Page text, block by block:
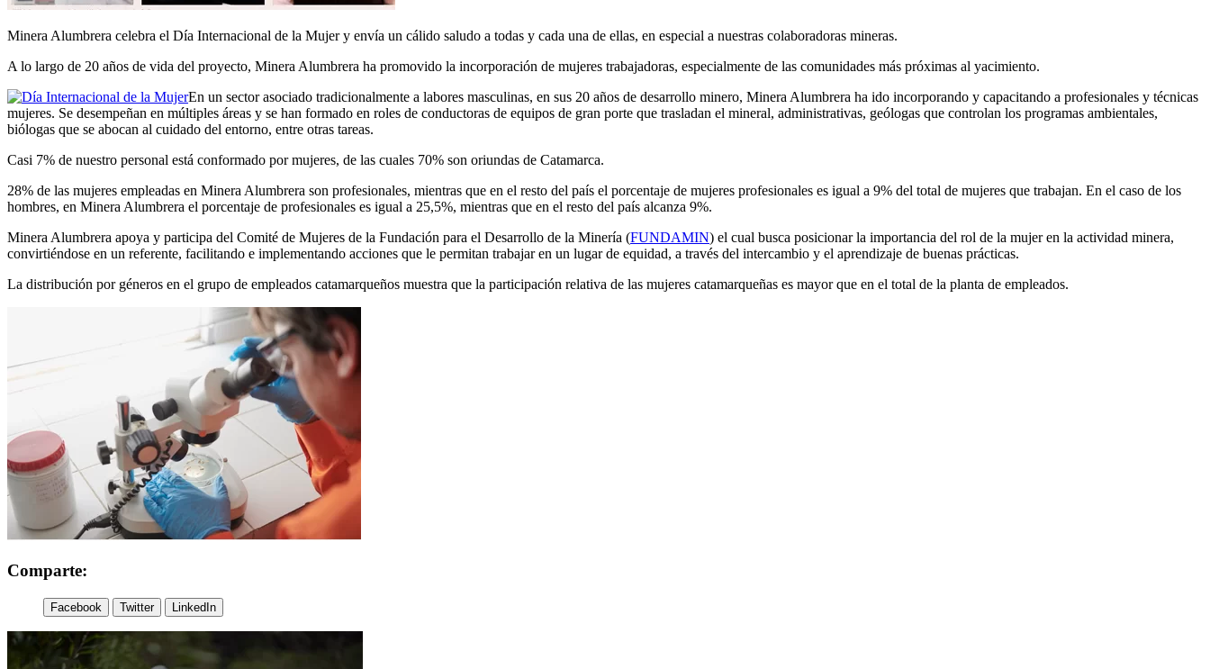
Minera Alumbrera celebra el Día Internacional de la Mujer y envía un cálido saludo a todas y cada una de ellas, en especial a nuestras colaboradoras mineras.
A lo largo de 20 años de vida del proyecto, Minera Alumbrera ha promovido la incorporación de mujeres trabajadoras, especialmente de las comunidades más próximas al yacimiento.
En un sector asociado tradicionalmente a labores masculinas, en sus 20 años de desarrollo minero, Minera Alumbrera ha ido incorporando y capacitando a profesionales y técnicas
mujeres. Se desempeñan en múltiples áreas y se han formado en roles de conductoras de equipos de gran porte que trasladan el mineral, administrativas, geólogas que controlan los programas ambientales,
biólogas que se abocan al cuidado del entorno, entre otras tareas.
Casi 7% de nuestro personal está conformado por mujeres, de las cuales 70% son oriundas de Catamarca.
28% de las mujeres empleadas en Minera Alumbrera son profesionales, mientras que en el resto del país el porcentaje de mujeres profesionales es igual a 9% del total de mujeres que trabajan. En el caso de los
hombres, en Minera Alumbrera el porcentaje de profesionales es igual a 25,5%, mientras que en el resto del país alcanza 9%.
Minera Alumbrera apoya y participa del Comité de Mujeres de la Fundación para el Desarrollo de la Minería (FUNDAMIN) el cual busca posicionar la importancia del rol de la mujer en la actividad minera,
convirtiéndose en un referente, facilitando e implementando acciones que le permitan trabajar en un lugar de equidad, a través del intercambio y el aprendizaje de buenas prácticas.
La distribución por géneros en el grupo de empleados catamarqueños muestra que la participación relativa de las mujeres catamarqueñas es mayor que en el total de la planta de empleados.
Comparte:
Facebook Twitter LinkedIn